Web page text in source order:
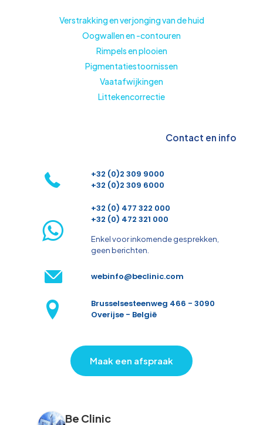
Verstrakking en verjonging van de huid
Oogwallen en -contouren
Rimpels en plooien
Pigmentatiestoornissen
Vaatafwijkingen
Littekencorrectie
Contact en info
+32 (0)2 309 9000
+32 (0)2 309 6000
+32 (0) 477 322 000
+32 (0) 472 321 000
Enkel voor inkomende gesprekken,
geen berichten.
webinfo@beclinic.com
Brusselsesteenweg 466 - 3090
Overijse - België
Maak een afspraak
Be Clinic